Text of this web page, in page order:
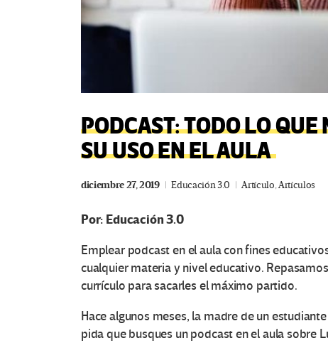
PODCAST: TODO LO QUE
SU USO EN EL AULA
diciembre 27, 2019 Educación 3.0 Artículo,Artículos
Por: Educación 3.0
Emplear podcast en el aula con fines
cualquier materia y nivel educativo.
currículo para sacarles el máximo partido.
Hace algunos meses, la madre de un
pida que busques un podcast en el aula sobre